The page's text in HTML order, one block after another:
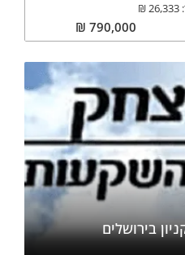
26,333
₪
790,000
₪
בירושלים